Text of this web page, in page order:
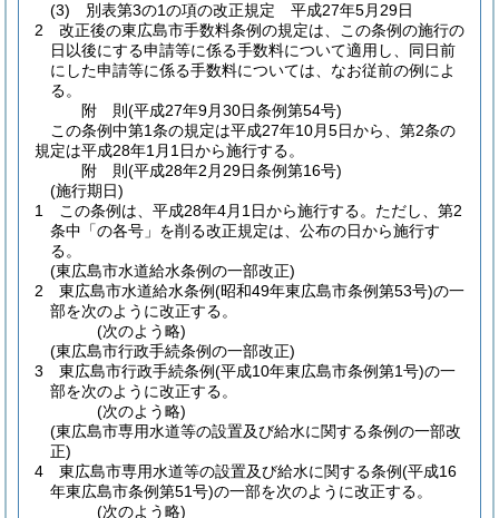
(3)
別表第3の1の項の改正規定 平成27年5月29日
2
改正後の東広島市手数料条例の規定は、この条例の施行の
日以後にする申請等に係る手数料について適用し、同日前
にした申請等に係る手数料については、なお従前の例によ
る。
附 則(平成27年9月30日条例第54号)
この条例中第1条の規定は平成27年10月5日から、第2条の
規定は平成28年1月1日から施行する。
附 則(平成28年2月29日条例第16号)
(施行期日)
1
この条例は、平成28年4月1日から施行する。 ただし、第2
条中「の各号」を削る改正規定は、公布の日から施行す
る。
(東広島市水道給水条例の一部改正)
2
東広島市水道給水条例(昭和49年東広島市条例第53号)の一
部を次のように改正する。
(次のよう略)
(東広島市行政手続条例の一部改正)
3
東広島市行政手続条例(平成10年東広島市条例第1号)の一
部を次のように改正する。
(次のよう略)
(東広島市専用水道等の設置及び給水に関する条例の一部改
正)
4
東広島市専用水道等の設置及び給水に関する条例(平成16
年東広島市条例第51号)の一部を次のように改正する。
(次のよう略)